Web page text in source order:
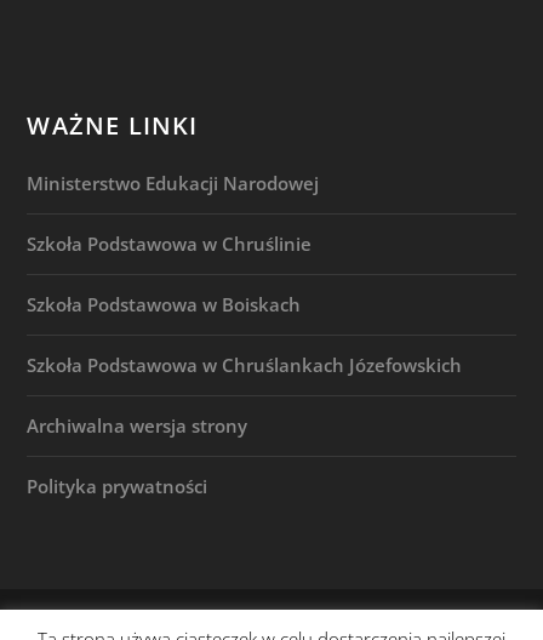
WAŻNE LINKI
Ministerstwo Edukacji Narodowej
Szkoła Podstawowa w Chruślinie
Szkoła Podstawowa w Boiskach
Szkoła Podstawowa w Chruślankach Józefowskich
Archiwalna wersja strony
Polityka prywatności